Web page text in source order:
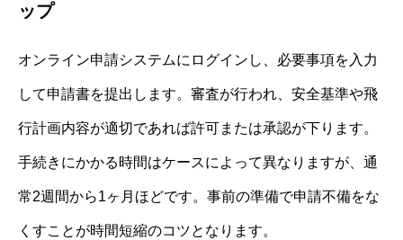
ップ
オンライン申請システムにログインし、必要事項を入力
して申請書を提出します。審査が行われ、安全基準や飛
行計画内容が適切であれば許可または承認が下ります。
手続きにかかる時間はケースによって異なりますが、通
常2週間から1ヶ月ほどです。事前の準備で申請不備をな
くすことが時間短縮のコツとなります。